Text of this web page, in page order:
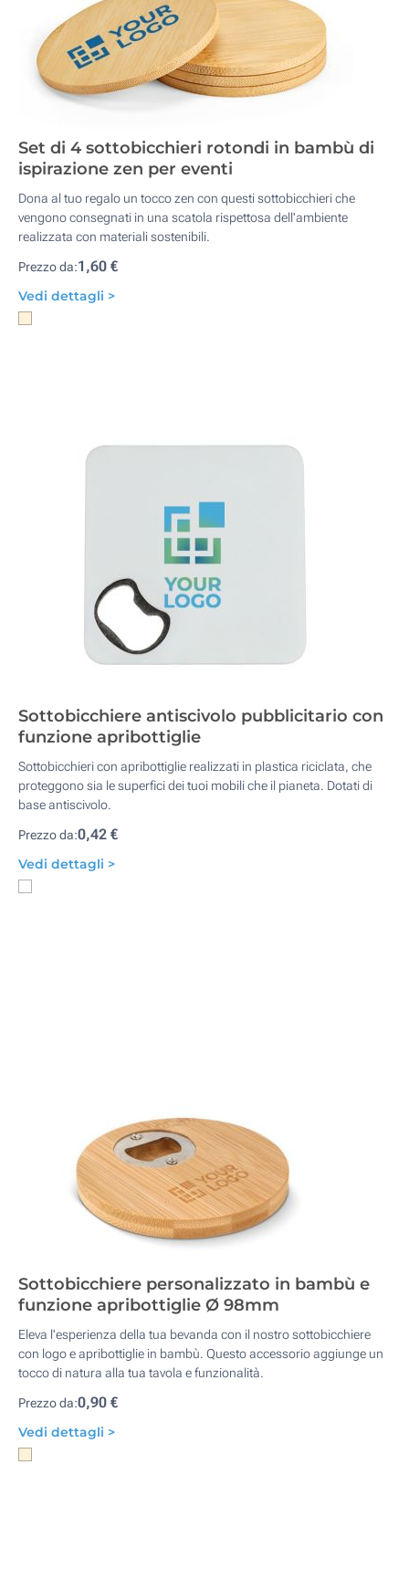
Set di 4 sottobicchieri rotondi in bambù di
ispirazione zen per eventi
Dona al tuo regalo un tocco zen con questi sottobicchieri che
vengono consegnati in una scatola rispettosa dell'ambiente
realizzata con materiali sostenibili.
Prezzo da:1,60 €
Vedi dettagli >
Sottobicchiere antiscivolo pubblicitario con
funzione apribottiglie
Sottobicchieri con apribottiglie realizzati in plastica riciclata, che
proteggono sia le superfici dei tuoi mobili che il pianeta. Dotati di
base antiscivolo.
Prezzo da:0,42 €
Vedi dettagli >
Sottobicchiere personalizzato in bambù e
funzione apribottiglie Ø 98mm
Eleva l'esperienza della tua bevanda con il nostro sottobicchiere
con logo e apribottiglie in bambù. Questo accessorio aggiunge un
tocco di natura alla tua tavola e funzionalità.
Prezzo da:0,90 €
Vedi dettagli >